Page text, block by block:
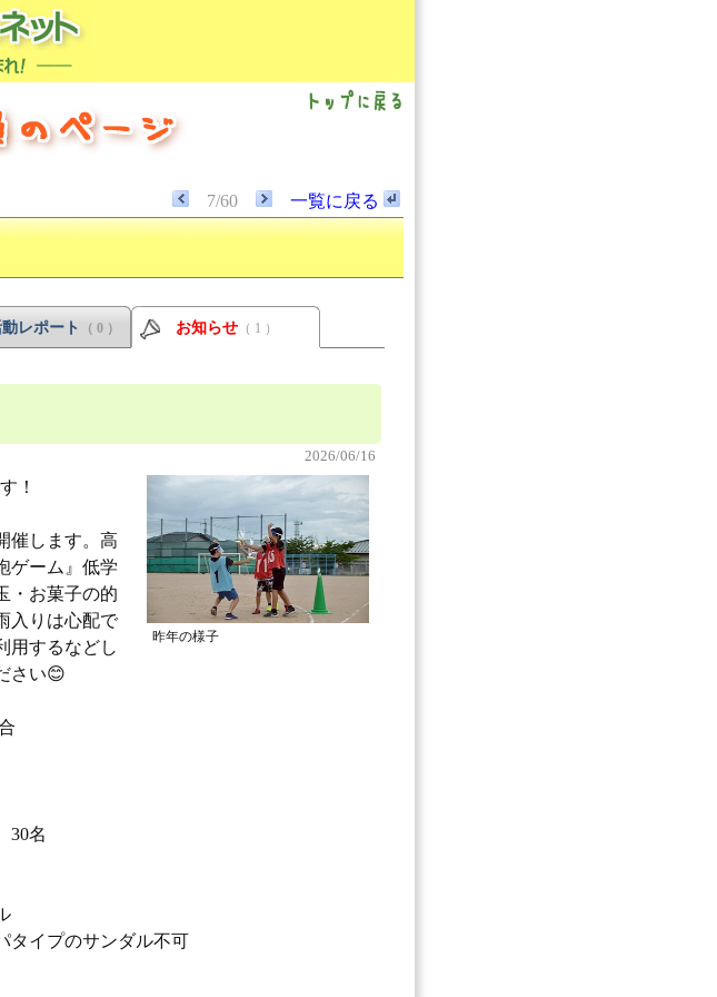
7/60 一覧に戻る
レポート （ 0 ） お知らせ （ 1 ）
2026/06/16
昨年の様子
！
催します。高
ゲーム』低学
・お菓子の的
入りは心配で
用するなどし
さい😊
30名
イプのサンダル不可